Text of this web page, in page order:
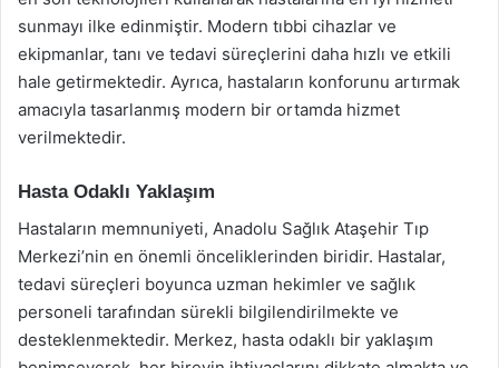
sunmayı ilke edinmiştir. Modern tıbbi cihazlar ve
ekipmanlar, tanı ve tedavi süreçlerini daha hızlı ve etkili
hale getirmektedir. Ayrıca, hastaların konforunu artırmak
amacıyla tasarlanmış modern bir ortamda hizmet
verilmektedir.
Hasta Odaklı Yaklaşım
Hastaların memnuniyeti, Anadolu Sağlık Ataşehir Tıp
Merkezi’nin en önemli önceliklerinden biridir. Hastalar,
tedavi süreçleri boyunca uzman hekimler ve sağlık
personeli tarafından sürekli bilgilendirilmekte ve
desteklenmektedir. Merkez, hasta odaklı bir yaklaşım